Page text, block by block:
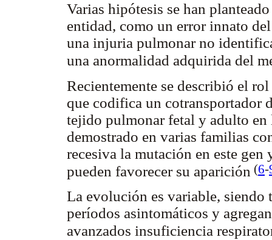
Varias hipótesis se han
entidad, como un error innato
una injuria pulmonar no
una anormalidad adquirida del
Recientemente se describió el
que codifica un cotransportador
tejido pulmonar fetal y adulto en
demostrado en varias familias
recesiva la mutación en este gen
pueden favorecer su aparición (6-
La evolución es variable,
períodos asintomáticos y
avanzados insuficiencia